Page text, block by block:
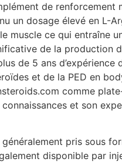
de renforcement
un dosage élevé en L-
muscle ce qui entraîne
de la production
de 5 ans d’expérience
et de la PED en
comme
et son
pris sous
disponible par